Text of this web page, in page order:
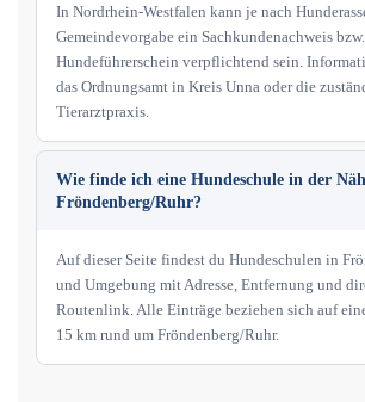
In Nordrhein-Westfalen kann je nach
Gemeindevorgabe ein Sachkundenachweis bzw.
Hundeführerschein verpflichtend sein.
das Ordnungsamt in Kreis Unna oder die
Tierarztpraxis.
Wie finde ich eine Hundeschule in der
Fröndenberg/Ruhr?
Auf dieser Seite findest du Hundeschulen in
und Umgebung mit Adresse, Entfernung und
Routenlink. Alle Einträge beziehen sich auf
15 km rund um Fröndenberg/Ruhr.